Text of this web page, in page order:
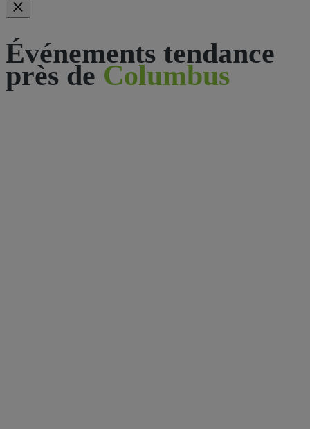
Événements tendance
près de Columbus